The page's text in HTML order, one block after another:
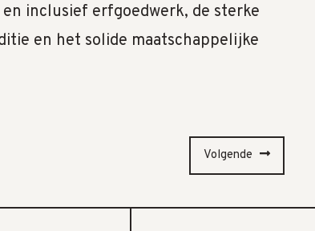
inclusief erfgoedwerk, de sterke
en het solide maatschappelijke
Volgende